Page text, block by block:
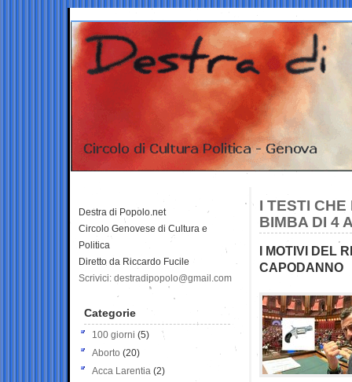
I TESTI
BIMBA DI 4
I MOTIVI DEL
CAPODANNO
Destra di Popolo.net
Circolo Genovese di Cultura e
Politica
Diretto da Riccardo Fucile
Scrivici: destradipopolo@gmail.com
Categorie
100 giorni (5)
Aborto (20)
Acca Larentia (2)